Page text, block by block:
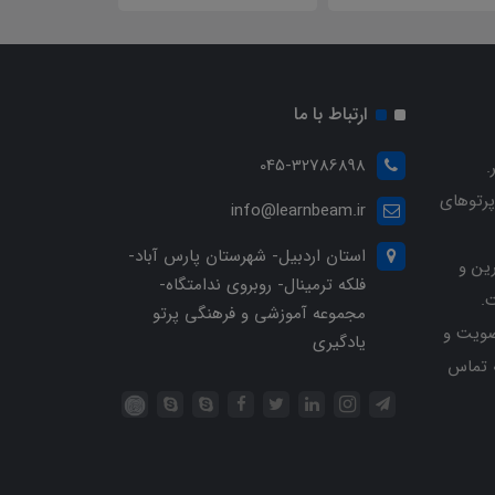
و
و
خرید با شماره تلفن 04532786898 تماس
ارتباط با ما
045-32786898
info@learnbeam.ir
استان اردبیل- شهرستان پارس آباد-
فلکه ترمینال- روبروی ندامتگاه-
مجموعه آموزشی و فرهنگی پرتو
یادگیری